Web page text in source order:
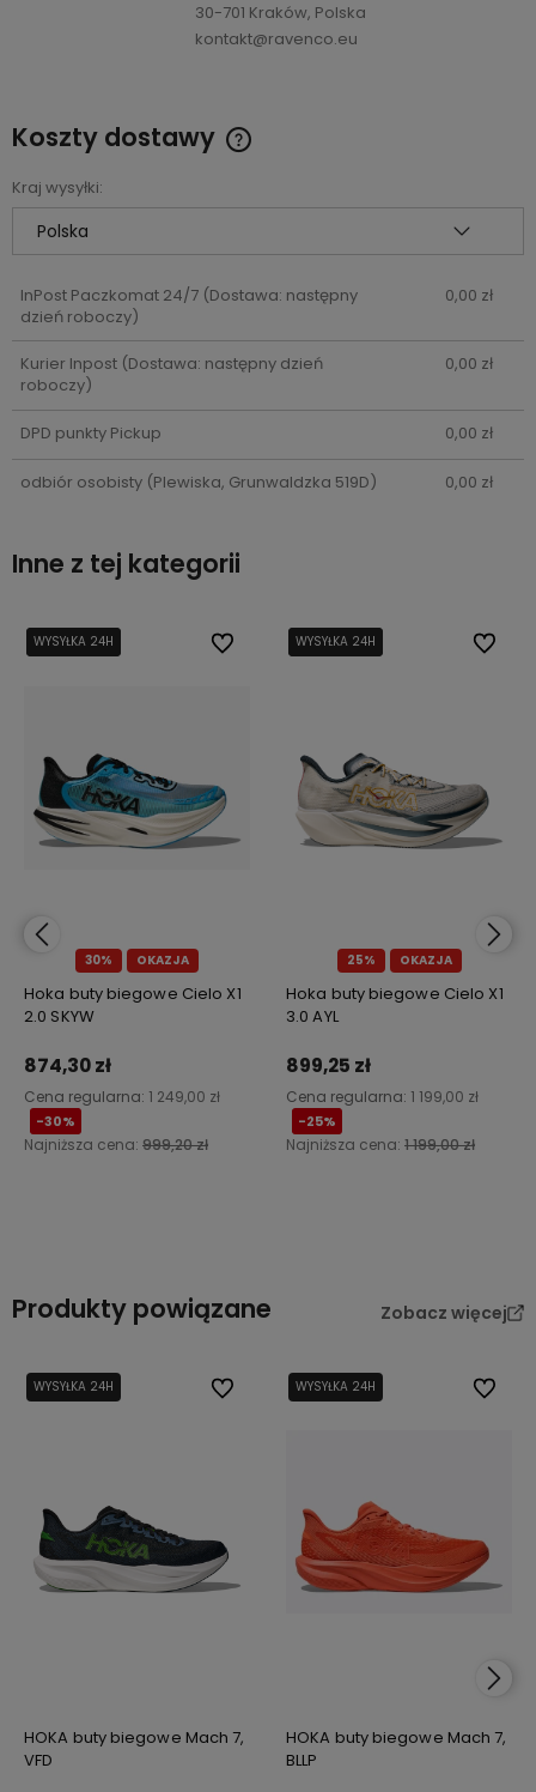
30-701 Kraków, Polska
kontakt@ravenco.eu
Koszty dostawy
Cena nie zawiera ewentualnych kosztów płatności
Kraj wysyłki:
InPost Paczkomat 24/7(Dostawa: następny
dzień roboczy)
0,00 zł
Kurier Inpost(Dostawa: następny dzień
roboczy)
0,00 zł
DPD punkty Pickup 0,00 zł
odbiór osobisty(Plewiska, Grunwaldzka 519D) 0,00 zł
Inne z tej kategorii
30% OKAZJA
WYSYŁKA 24H
WYSYŁKA 24H
Hoka buty biegowe Cielo X1
2.0 SKYW
874,30 zł
Cena regularna: 1 249,00 zł
-30%
Najniższa cena: 999,20 zł
Do ulubionych
Do ulubionych
25% OKAZJA
WYSYŁKA 24H
WYSYŁKA 24H
Hoka buty biegowe Cielo X1
3.0 AYL
899,25 zł
Cena regularna: 1 199,00 zł
-25%
Najniższa cena: 1 199,00 zł
Do
Do
Produkty powiązane Zobacz więcej
WYSYŁKA 24H
HOKA buty biegowe Mach 7,
VFD
Do ulubionychWYSYŁKA 24H
HOKA buty biegowe Mach 7,
BLLP
Do